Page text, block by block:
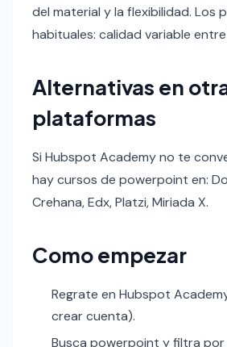
del material y la flexibilidad. Los
habituales: calidad variable
Alternativas en
plataformas
Si Hubspot Academy no te
hay cursos de powerpoint en:
Crehana, Edx, Platzi, Miriada X.
Como empezar
Regrate en Hubspot
crear cuenta).
Busca powerpoint y filtra por